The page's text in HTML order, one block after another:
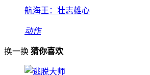
航海王：壮志雄心
动作
换一换 猜你喜欢